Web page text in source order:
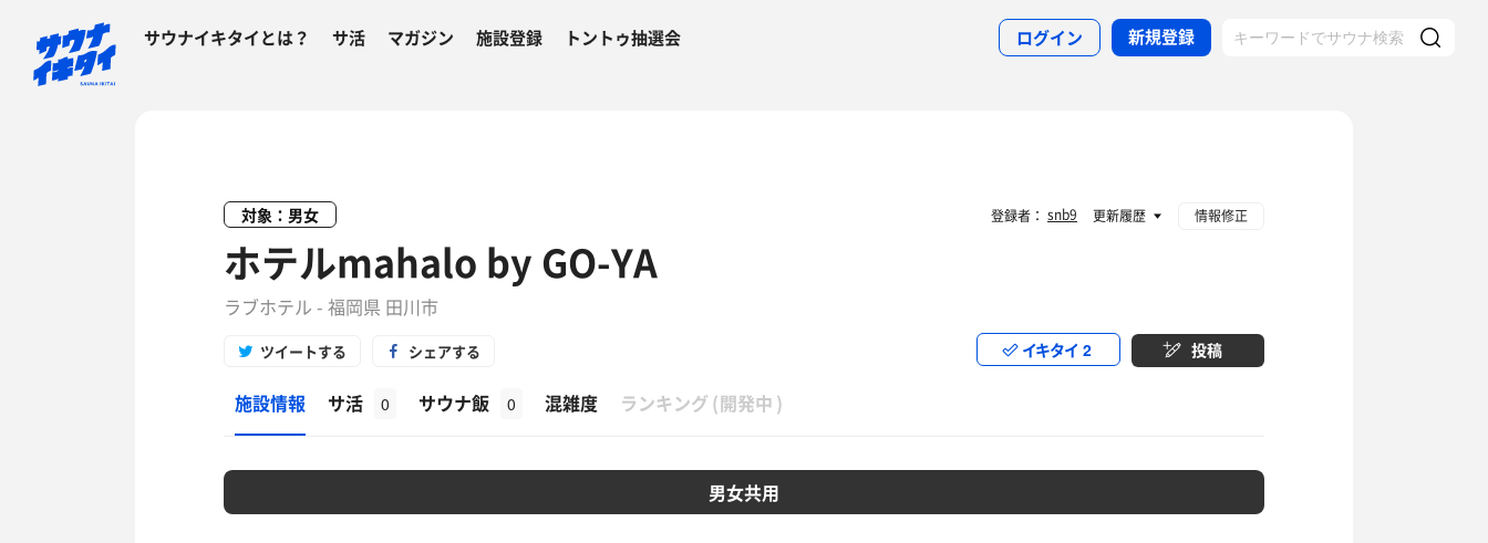
サウナイキタイとは？ サ活 マガジン 施設登録 トントゥ抽選会 ログイン 新規登録
対象：男女
ホテルmahalo by GO-YA
ラブホテル - 福岡県 田川市
ツイートする シェアする イキタイ 2 投稿
施設情報 サ活 0 サウナ飯 0 混雑度 ランキング (開発中 )
男女共用
登録者： snb9 更新履歴 情報修正